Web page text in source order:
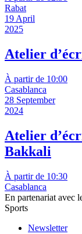
Rabat
19 April
2025
Atelier
À partir de 10:00
Casablanca
28 September
2024
Atelier
Bakkali
À partir de 10:30
Casablanca
En partenariat avec
Sports
Newsletter